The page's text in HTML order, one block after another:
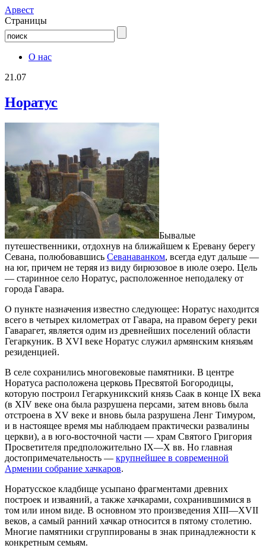
Aрвест
Страницы
О нас
21.07
Норатус
Бывалые
путешественники, отдохнув на ближайшем к Еревану берегу
Севана, полюбовавшись Севанаванком, всегда едут дальше —
на юг, причем не теряя из виду бирюзовое в июле озеро. Цель
— старинное село Норатус, расположенное неподалеку от
города Гавара.
О пункте назначения известно следующее: Норатус находится
всего в четырех километрах от Гавара, на правом берегу реки
Гаварагет, является одим из древнейших поселений области
Гегаркуник. В XVI веке Норатус служил армянским князьям
резиденцией.
В селе сохранились многовековые памятники. В центре
Норатуса расположена церковь Пресвятой Богородицы,
которую построил Гегаркуникский князь Саак в конце IX века
(в ХIV веке она была разрушена персами, затем вновь была
отстроена в ХV веке и вновь была разрушена Ленг Тимуром,
и в настоящее время мы наблюдаем практически развалины
церкви), а в юго-восточной части — храм Святого Григория
Просветителя предположительно IX—X вв. Но главная
достопримечательность — крупнейшее в современной
Армении собрание хачкаров.
Норатусское кладбище усыпано фрагментами древних
построек и изваяний, а также хачкарами, сохранившимися в
том или ином виде. В основном это произведения XIII—XVII
веков, а самый ранний хачкар относится в пятому столетию.
Многие памятники сгруппированы в знак принадлежности к
конкретным семьям.